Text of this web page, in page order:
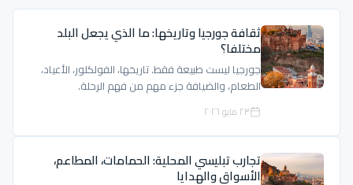
ثقافة جورجيا وتاريخها: ما الذي يجعل البلد
مختلفا؟
جورجيا ليست طبيعة فقط. تاريخها، الفولكلور، الأعياد،
الطعام، والضيافة جزء مهم من فهم الرحلة.
٢٣ مايو ٢٠٢٦
تجارب تبليسي المحلية: الحمامات، المطاعم،
الأسواق والهدايا